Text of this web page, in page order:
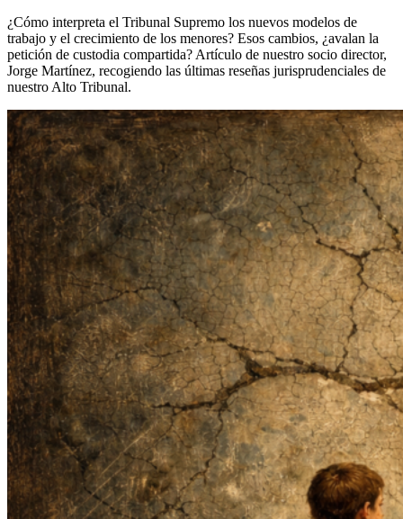
¿Cómo interpreta el Tribunal Supremo los nuevos modelos de
trabajo y el crecimiento de los menores? Esos cambios, ¿avalan la
petición de custodia compartida? Artículo de nuestro socio director,
Jorge Martínez, recogiendo las últimas reseñas jurisprudenciales de
nuestro Alto Tribunal.